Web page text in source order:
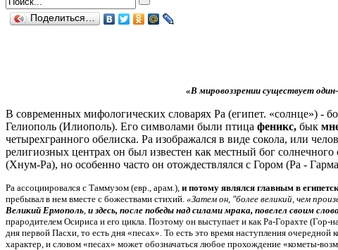
Поделиться…
«В мировоззрении существует
В современных мифологических словарях Ра (египет. «солнце») -
Гелиополь (Илиополь). Его символами были птица феникс, бык
четырехгранного обелиска. Ра изображался в виде сокола, или
религиозных центрах он был известен как местный бог
(Хнум-Ра), но особенно часто он отождествлялся с Гором (Ра -
Ра ассоциировался с Таммузом (евр., арам.), и потому являлся главным в
пребывал в нем вместе с божествами стихий. «Затем он, "более великий, чем
Великий Ермополь и здесь, после победы над силами мрака, повелел своим
прародителем Осириса и его цикла. Поэтому он выступает и как Ра-Горахте (Гор-
дня первой Пасхи, то есть дня «песах». То есть это время наступления
характер, и словом «песах» может обозначаться любое прохождение «кометы-